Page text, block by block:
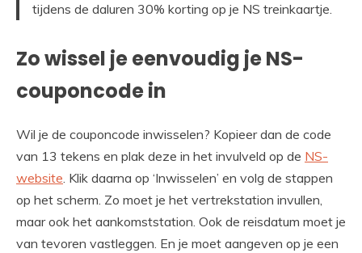
tijdens de daluren 30% korting op je NS treinkaartje.
Zo wissel je eenvoudig je NS-
couponcode in
Wil je de couponcode inwisselen? Kopieer dan de code
van 13 tekens en plak deze in het invulveld op de NS-
website. Klik daarna op ‘Inwisselen’ en volg de stappen
op het scherm. Zo moet je het vertrekstation invullen,
maar ook het aankomststation. Ook de reisdatum moet je
van tevoren vastleggen. En je moet aangeven op je een